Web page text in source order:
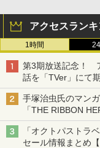
アクセスラン
1時間
第3期放送記念！
話を「TVer」にて
手塚治虫氏のマン
「THE RIBBON
「オクトパストラ
セール情報まとめ